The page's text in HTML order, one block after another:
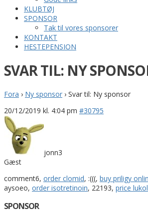
KLUBTØJ
SPONSOR
Tak til vores sponsorer
KONTAKT
HESTEPENSION
SVAR TIL: NY
Fora › Ny sponsor › Svar til: Ny sponsor
20/12/2019 kl. 4:04 pm #30795
jonn3
Gæst
comment6, order clomid, :(((, buy priligy
aysoeo, order isotretinoin, 22193, price lukol
SPONSOR